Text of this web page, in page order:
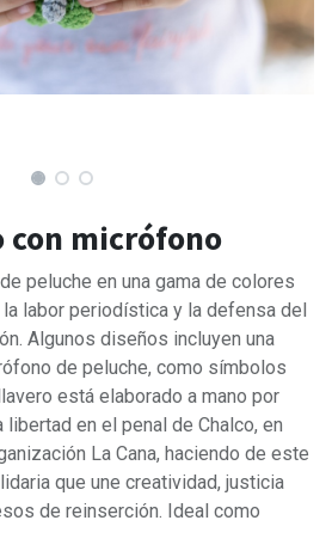
con micrófono
peluche en una gama de colores
labor periodística y la defensa del
Algunos diseños incluyen una
de peluche, como símbolos
está elaborado a mano por
en el penal de Chalco, en
La Cana, haciendo de este
que une creatividad, justicia
de reinserción. Ideal como